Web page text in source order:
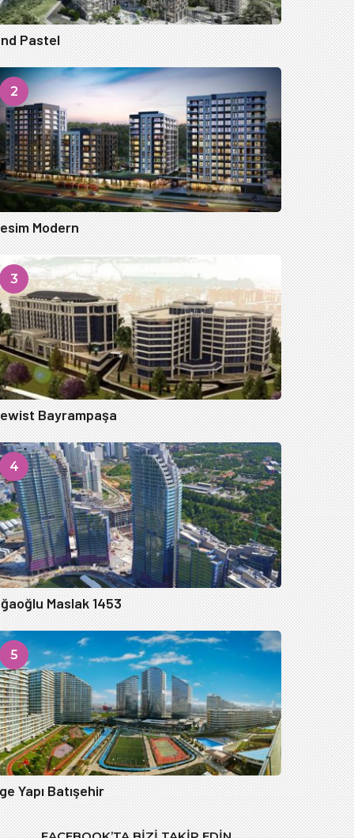
Pastel
2
Modern
3
Bayrampaşa
4
Maslak 1453
5
Yapı Batışehir